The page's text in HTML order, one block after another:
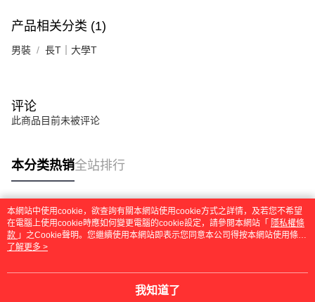
产品相关分类 (1)
男裝 長T｜大學T
评论
此商品目前未被评论
本分类热销全站排行
热门标签
本網站中使用cookie，欲查詢有關本網站使用cookie方式之詳情，及若您不希望
在電腦上使用cookie時應如何變更電腦的cookie設定，請參閱本網站「 隱私權條
款 」之Cookie聲明。您繼續使用本網站即表示您同意本公司得按本網站使用條款
之Cookie聲明使用cookie。
了解更多 >
我知道了